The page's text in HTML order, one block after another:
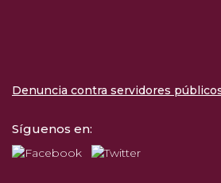
Denuncia contra servidores
Síguenos en: